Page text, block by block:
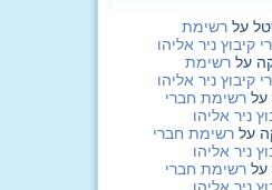
על רשימת
קיבוץ ניר אליהו
על רשימת
קיבוץ ניר אליהו
על רשימת חברי
ניר אליהו
על רשימת חברי
ניר אליהו
על רשימת חברי
ניר אליהו